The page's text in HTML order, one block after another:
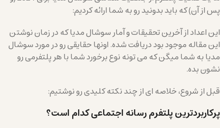
پس از آن) که باید بدونید رو به شما ارائه کردیم:
این اعداد از آخرین تحقیقات و آمار سوشال مدیا که در زمان نوشتن
این مقاله موجود بود دریافت شده. اونها حقایقی رو در مورد سوشال
مدیا به شما میگن که می تونه نوع برخورد شما با هر پلتفرمی رو
نشون بده.
قبل از شروع، خلاصه ای از چند نکته کلیدی رو نوشتیم:
پرکاربردترین پلتفرم رسانه اجتماعی کدام است؟